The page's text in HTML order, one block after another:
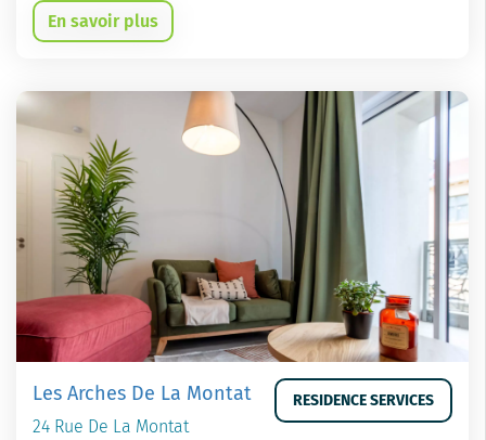
En savoir plus
Les Arches De La Montat
24 Rue De La Montat
RESIDENCE SERVICES